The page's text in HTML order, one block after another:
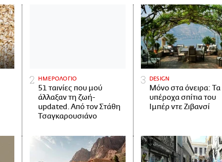
ΗΜΕΡΟΛΟΓΙΟ
51 ταινίες που μού
άλλαξαν τη ζωή-
updated. Aπό τον Στάθη
Τσαγκαρουσιάνο
DESIGN
Μόνο στα όνειρα: Τα
υπέροχα σπίτια του
Ιμπέρ ντε Ζιβανσί